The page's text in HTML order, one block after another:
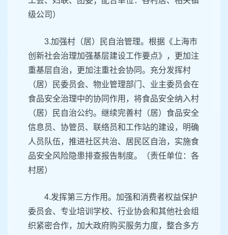
级公司）
3.加强村（居）民自治管理。根据《上海市
创新社会治理加强基层建设工作要点》，更加注
重基层自治，更加注重社会协同。充分发挥村
（居）民委员会、物业管理部门、业主委员会在
食品安全治理中的协同作用，将食品安全纳入村
（居）民自治公约。继续完善村（居）食品安全
信息员、协管员、联络员和工作站的建设，明确
人员队伍，推进社区共治、居民区自治，实施食
品安全风险隐患排查报告制度。（责任单位：各
村居）
4.发挥第三方作用。加强和消费者权益保护
委员会、专业培训学校、行业协会和其他社会组
织紧密合作，加大政府购买服务力度，整合多方